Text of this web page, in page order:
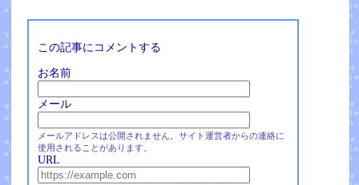
この記事にコメントする
お名前
メール
メールアドレスは公開されません。サイト運営者からの連絡に
使用されることがあります。
URL